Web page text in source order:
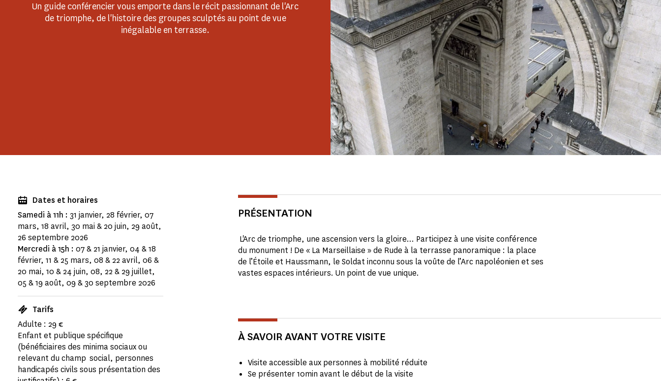
Un guide conférencier vous emporte dans le récit passionnant de l'Arc
de triomphe, de l'histoire des groupes sculptés au point de vue
inégalable en terrasse.
Dates et horaires
Samedi à 11h : 31 janvier, 28 février, 07
mars, 18 avril, 30 mai & 20 juin, 29 août,
26 septembre 2026
Mercredi à 15h : 07 & 21 janvier, 04 & 18
février, 11 & 25 mars, 08 & 22 avril, 06 &
20 mai, 10 & 24 juin, 08, 22 & 29 juillet,
05 & 19 août, 09 & 30 septembre 2026
Tarifs
Adulte : 29 €
Enfant et publique spécifique
(bénéficiaires des minima sociaux ou
relevant du champ social, personnes
handicapés civils sous présentation des
PRÉSENTATION
L'Arc de triomphe, une ascension vers la gloire… Participez à une visite conférence
du monument ! De « La Marseillaise » de Rude à la terrasse panoramique : la place
de l’Étoile et Haussmann, le Soldat inconnu sous la voûte de l’Arc napoléonien et ses
vastes espaces intérieurs. Un point de vue unique.
À SAVOIR AVANT VOTRE VISITE
Visite accessible aux personnes à mobilité réduite
Se présenter 10min avant le début de la visite